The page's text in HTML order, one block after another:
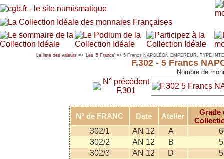
La liste des valeurs => 'Les '5 Francs' => 5 Francs NAPOLÉON EMPEREUR, TYPE
F.302 - 5 Francs
Nombre de
N° précédent
F.301
N° de FRANC Date Atelier
Grade
302/1
AN 12 A
302/2
AN 12 B
302/3
AN 12 D